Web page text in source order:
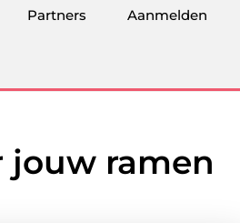
Partners Aanmelden
jouw ramen